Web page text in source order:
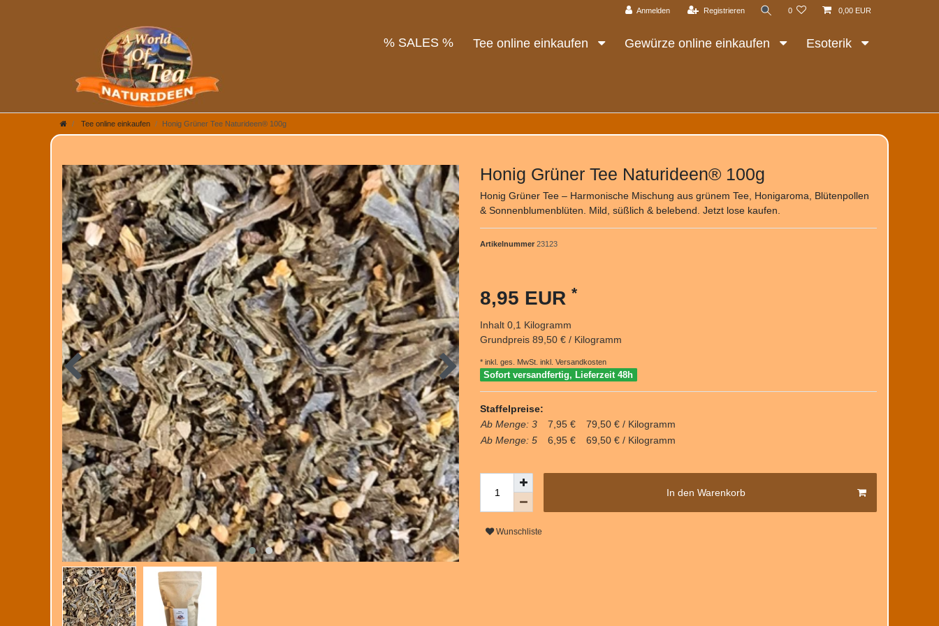
Anmelden Registrieren 0 0,00 EUR
% SALES % Tee online einkaufen Gewürze online einkaufen Esoterik
Tee online einkaufen Honig Grüner Tee Naturideen® 100g
Honig Grüner Tee Naturideen® 100g
Honig Grüner Tee – Harmonische Mischung aus grünem Tee, Honigaroma, Blütenpollen
& Sonnenblumenblüten. Mild, süßlich & belebend. Jetzt lose kaufen.
Artikelnummer 23123
8,95 EUR *
Inhalt 0,1 Kilogramm
Grundpreis 89,50 € / Kilogramm
* inkl. ges. MwSt. inkl. Versandkosten
Sofort versandfertig, Lieferzeit 48h
Staffelpreise:
Ab Menge: 3
7,95 €
79,50 € / Kilogramm
Ab Menge: 5
6,95 € 69,50 € / Kilogramm
In den Warenkorb
Wunschliste